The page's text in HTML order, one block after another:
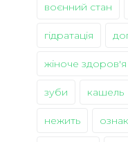
воєнний стан
гідратація
жіноче здоров'я
зуби кашель
нежить